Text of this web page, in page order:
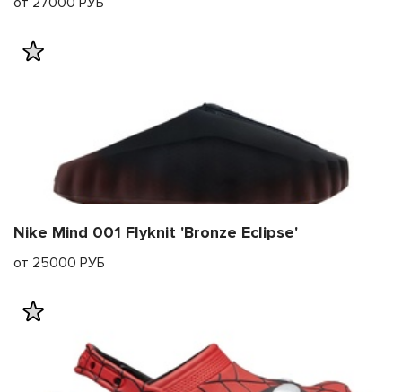
Nike Mind 001 Flyknit 'Bronze Eclipse'
от 25000 РУБ